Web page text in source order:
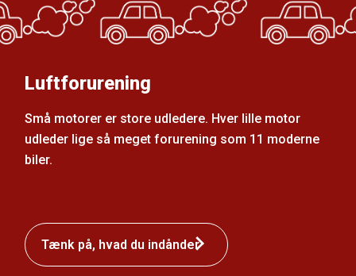
Luftforurening
Små motorer er store udledere. Hver lille motor
udleder lige så meget forurening som 11 moderne
biler.
Tænk på, hvad du indånder